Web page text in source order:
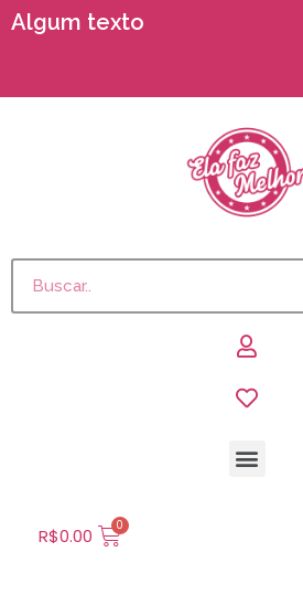
Algum texto
R$0.00